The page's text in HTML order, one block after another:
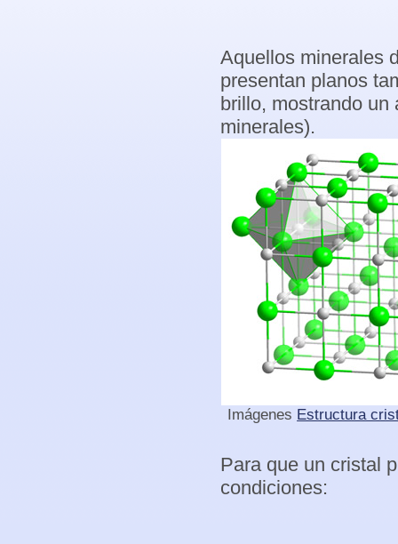
Aquellos minerales
presentan planos
brillo, mostrando un
minerales).
Imágenes Estructura
Para que un cristal
condiciones: